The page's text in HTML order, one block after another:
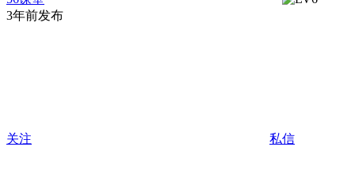
3年前发布
关注 私信